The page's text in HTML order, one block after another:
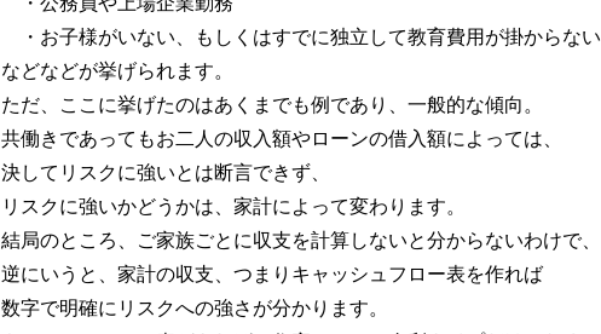
・お子様がいない、もしくはすでに独立して教育費用が掛からない
などなどが挙げられます。
ただ、ここに挙げたのはあくまでも例であり、一般的な傾向。
共働きであってもお二人の収入額やローンの借入額によっては、
決してリスクに強いとは断言できず、
リスクに強いかどうかは、家計によって変わります。
結局のところ、ご家族ごとに収支を計算しないと分からないわけで、
逆にいうと、家計の収支、つまりキャッシュフロー表を作れば
数字で明確にリスクへの強さが分かります。